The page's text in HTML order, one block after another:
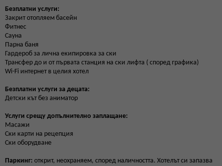
Безплатни услуги:
Закрит отопляем басейн
Фитнес
Сауна
Парна баня
Гардероб за лична екипировка за ски
Трансфер до и от първата станция на ски лифта ( според графика)
Wi-Fi интернет в целия хотел
Безплатни услуги за децата:
Детски кът без аниматор
Услуги срещу допълнително заплащане:
Масажи
Ски карти на рецепция
Ски оборудване
Паркинг: открит, неохраняем, според наличността. Хотелът си запазва